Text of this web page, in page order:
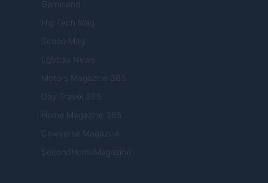
Gameland
Hig Tech Mag
Scoop Mag
Lgbtqia News
Motors Magazine 365
Day Travel 365
Home Magazine 365
Cineverse Magazine
SecondHomeMagazine